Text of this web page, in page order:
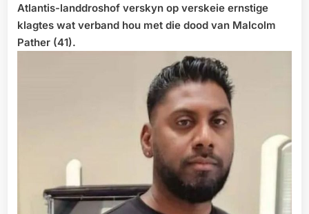
Atlantis-landdroshof verskyn op verskeie ernstige
klagtes wat verband hou met die dood van Malcolm
Pather (41).